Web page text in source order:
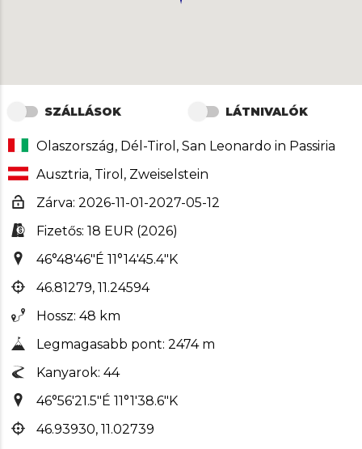
SZÁLLÁSOK LÁTNIVALÓK
Olaszország, Dél-Tirol, San Leonardo in Passiria
Ausztria, Tirol, Zweiselstein
Zárva: 2026-11-01-2027-05-12
Fizetős: 18 EUR (2026)
46°48'46"É 11°14'45.4"K
46.81279, 11.24594
Hossz: 48 km
Legmagasabb pont: 2474 m
Kanyarok: 44
46°56'21.5"É 11°1'38.6"K
46.93930, 11.02739